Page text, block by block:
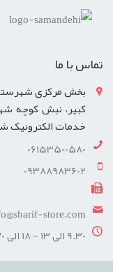
تماس با ما
بخش مرکزی
خدمات الکترونیک
06153500580
09388983602
store.com
9.30 الی 13 - 18 الی 20:30